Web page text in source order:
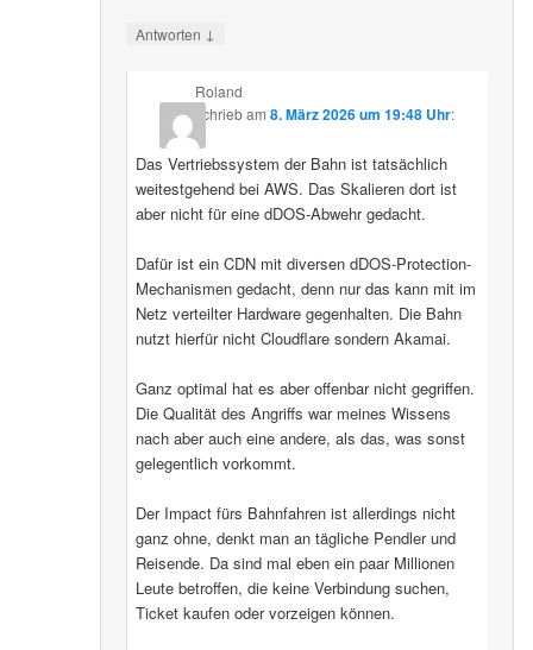
Antworten ↓
Roland
schriebam 8. März 2026 um 19:48 Uhr:
Das Vertriebssystem der Bahn ist tatsächlich
weitestgehend bei AWS. Das Skalieren dort ist
aber nicht für eine dDOS-Abwehr gedacht.
Dafür ist ein CDN mit diversen dDOS-Protection-
Mechanismen gedacht, denn nur das kann mit im
Netz verteilter Hardware gegenhalten. Die Bahn
nutzt hierfür nicht Cloudflare sondern Akamai.
Ganz optimal hat es aber offenbar nicht gegriffen.
Die Qualität des Angriffs war meines Wissens
nach aber auch eine andere, als das, was sonst
gelegentlich vorkommt.
Der Impact fürs Bahnfahren ist allerdings nicht
ganz ohne, denkt man an tägliche Pendler und
Reisende. Da sind mal eben ein paar Millionen
Leute betroffen, die keine Verbindung suchen,
Ticket kaufen oder vorzeigen können.